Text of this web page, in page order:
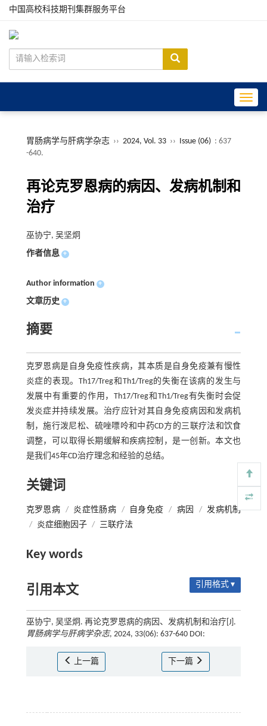
中国高校科技期刊集群服务平台
胃肠病学与肝病学杂志 ›› 2024, Vol. 33 ›› Issue (06) : 637
-640.
再论克罗恩病的病因、发病机制和
治疗
巫协宁, 吴坚炯
作者信息 +
Author information +
文章历史 +
摘要
克罗恩病是自身免疫性疾病，其本质是自身免疫兼有慢性
炎症的表现。Th17/Treg和Th1/Treg的失衡在该病的发生与
发展中有重要的作用，Th17/Treg和Th1/Treg有失衡时会促
发炎症并持续发展。治疗应针对其自身免疫病因和发病机
制，施行泼尼松、硫唑嘌呤和中药CD方的三联疗法和饮食
调整，可以取得长期缓解和疾病控制，是一创新。本文也
是我们45年CD治疗理念和经验的总结。
关键词
克罗恩病 / 炎症性肠病 / 自身免疫 / 病因 / 发病机制
/
炎症细胞因子 / 三联疗法
Key words
引用本文 引用格式 ▾
巫协宁, 吴坚炯. 再论克罗恩病的病因、发病机制和治疗[J].
胃肠病学与肝病学杂志, 2024, 33(06): 637-640 DOI:
上一篇 下一篇